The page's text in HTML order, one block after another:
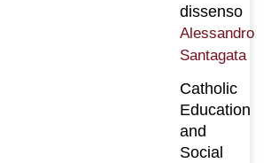
dissenso
Alessandro
Santagata
Catholic
Education
and
Social